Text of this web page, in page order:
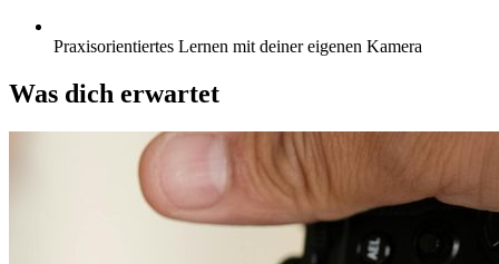
Praxisorientiertes Lernen mit deiner eigenen Kamera
Was dich erwartet